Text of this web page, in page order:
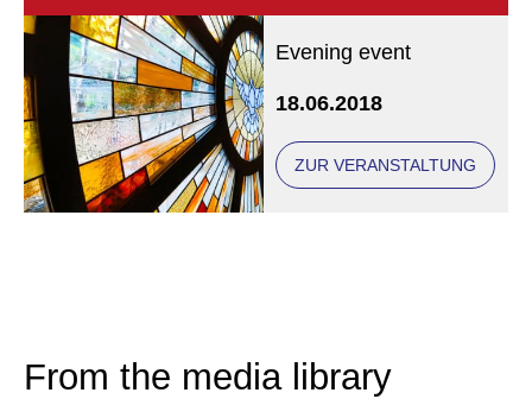
Evening event
18.06.2018
ZUR VERANSTALTUNG
From the media library